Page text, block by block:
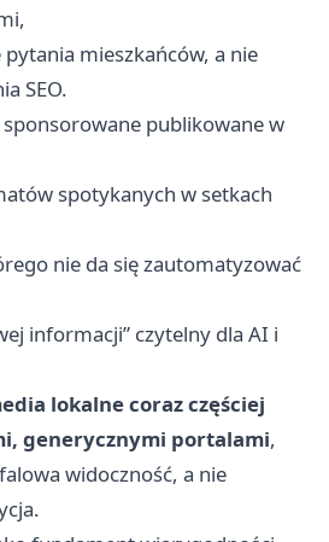
mieszkańców, a nie
SEO.
publikowane w
spotykanych w setkach
nie da się zautomatyzować
informacji” czytelny dla AI i
lokalne coraz częściej
generycznymi portalami,
widoczność, a nie